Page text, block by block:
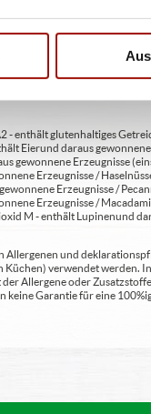
5 -
zur Angabe 13 - enthält
(bei
23 - mit Nitritpökelsalz
enthält glutenhaltiges
Eier und daraus
gewonnene Erzeugnisse
Erzeugnisse /
Erzeugnisse /
Erzeugnisse /
M - enthält Lupinen und
und
verwendet
Allergene oder
keine Garantie für eine